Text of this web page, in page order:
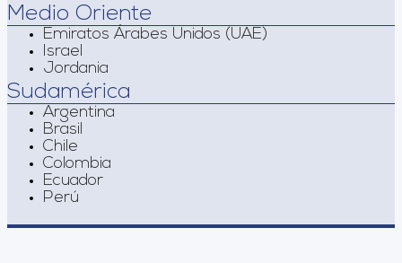
Medio Oriente
Emiratos Árabes Unidos (UAE)
Israel
Jordania
Sudamérica
Argentina
Brasil
Chile
Colombia
Ecuador
Perú